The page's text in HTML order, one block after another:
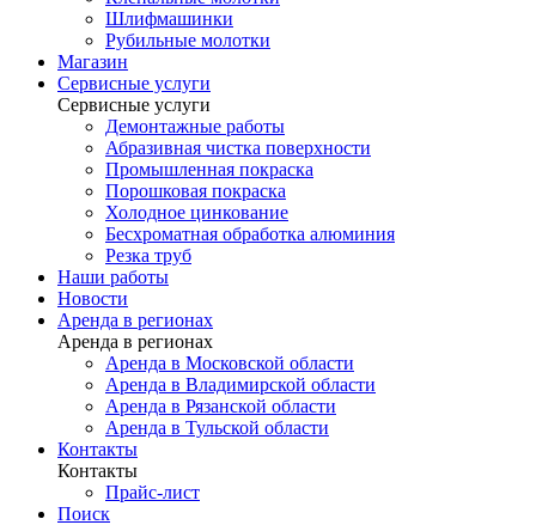
Шлифмашинки
Рубильные молотки
Магазин
Сервисные услуги
Сервисные услуги
Демонтажные работы
Абразивная чистка поверхности
Промышленная покраска
Порошковая покраска
Холодное цинкование
Бесхроматная обработка алюминия
Резка труб
Наши работы
Новости
Аренда в регионах
Аренда в регионах
Аренда в Московской области
Аренда в Владимирской области
Аренда в Рязанской области
Аренда в Тульской области
Контакты
Контакты
Прайс-лист
Поиск